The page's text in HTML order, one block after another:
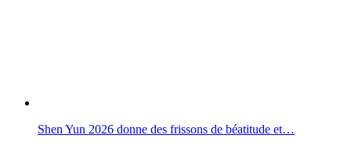
Shen Yun 2026 donne des frissons de béatitude et…